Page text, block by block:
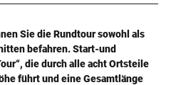
Sie die Rundtour sowohl als
befahren. Start-und
die durch alle acht Ortsteile
führt und eine Gesamtlänge